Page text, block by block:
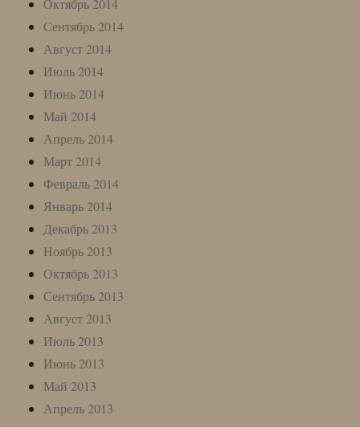
Октябрь 2014
Сентябрь 2014
Август 2014
Июль 2014
Июнь 2014
Май 2014
Апрель 2014
Март 2014
Февраль 2014
Январь 2014
Декабрь 2013
Ноябрь 2013
Октябрь 2013
Сентябрь 2013
Август 2013
Июль 2013
Июнь 2013
Май 2013
Апрель 2013